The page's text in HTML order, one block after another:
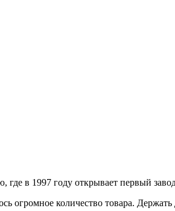
в 1997 году открывает первый
огромное количество товара.